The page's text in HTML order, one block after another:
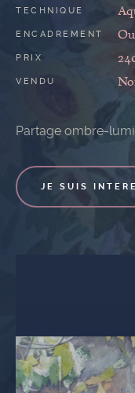
TECHNIQUE
ENCADREMENT
PRIX
VENDU
Partage ombre-
JE SUIS